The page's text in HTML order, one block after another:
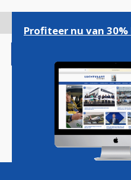
gaan
Magazine
Profiteer nu van